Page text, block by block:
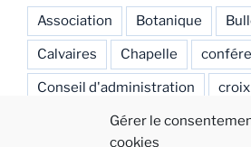
Gérer le
cookies
Association Botanique
Calvaires Chapelle
Conseil d'administration croix
eglises anciennes enfeux